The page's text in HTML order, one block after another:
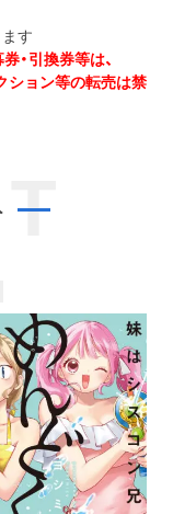
す
・引換券等は、
ション等の転売は禁